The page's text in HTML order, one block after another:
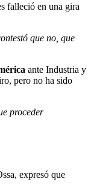
falleció en una gira
que no, que
ante Industria y
pero no ha sido
proceder
expresó que